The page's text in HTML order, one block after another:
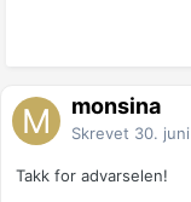
monsina
Skrevet 30.
Takk for advarselen!